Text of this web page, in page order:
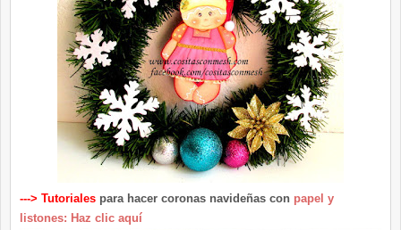
---> Tutoriales para hacer coronas navideñas con papel y
listones: Haz clic aquí